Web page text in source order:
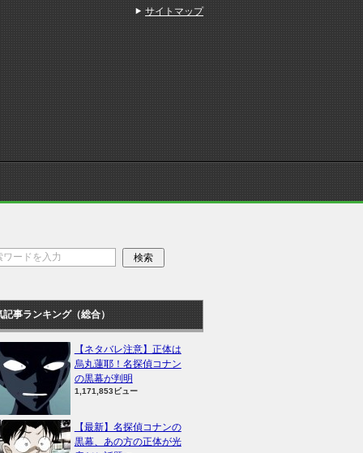
記事ランキング（総合）
【ネタバレ注意】正体は
烏丸蓮耶！名探偵コナン
の黒幕が判明
1,171,853ビュー
【最新】名探偵コナンの
黒幕、あの方の正体が光
サイトマップ